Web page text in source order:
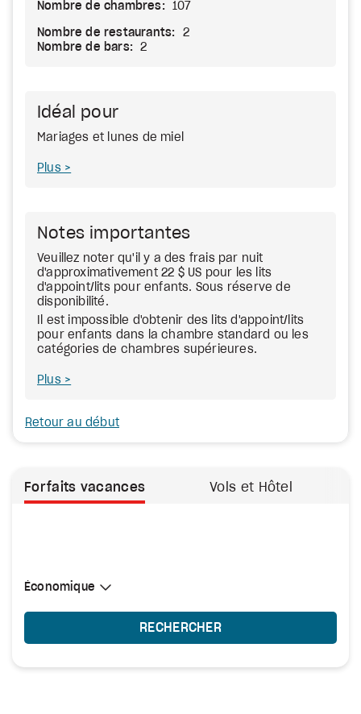
Nombre de chambres: 107
Nombre de restaurants:
2
Nombre de bars:
2
Idéal pour
Mariages et lunes de miel
Plus
Notes importantes
Veuillez noter qu'il y a des frais par nuit
d'approximativement 22 $ US pour les lits
d'appoint/lits pour enfants. Sous réserve de
disponibilité.
Il est impossible d'obtenir des lits d'appoint/lits
pour enfants dans la chambre standard ou les
catégories de chambres supérieures.
Plus
Retour au début
Forfaits vacances Vols et Hôtel
Sélectionner une cabine
Économique
Économique
RECHERCHER